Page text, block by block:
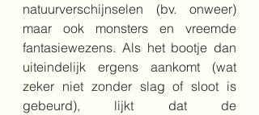
natuurverschijnselen (bv. onweer)
maar ook monsters en vreemde
fantasiewezens. Als het bootje dan
uiteindelijk ergens aankomt (wat
zeker niet zonder slag of sloot is
gebeurd), lijkt dat de